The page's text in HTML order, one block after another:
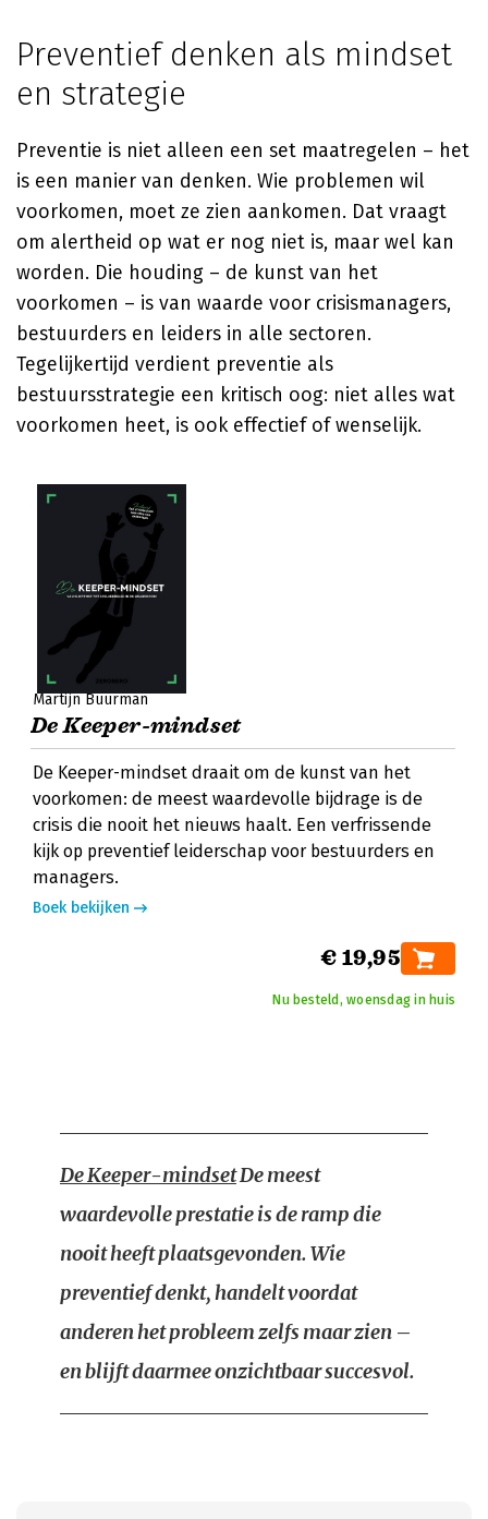
Preventief denken als mindset
en strategie
Preventie is niet alleen een set maatregelen – het
is een manier van denken. Wie problemen wil
voorkomen, moet ze zien aankomen. Dat vraagt
om alertheid op wat er nog niet is, maar wel kan
worden. Die houding – de kunst van het
voorkomen – is van waarde voor crisismanagers,
bestuurders en leiders in alle sectoren.
Tegelijkertijd verdient preventie als
bestuursstrategie een kritisch oog: niet alles wat
voorkomen heet, is ook effectief of wenselijk.
Martijn Buurman
De Keeper-mindset
De Keeper-mindset draait om de kunst van het
voorkomen: de meest waardevolle bijdrage is de
crisis die nooit het nieuws haalt. Een verfrissende
kijk op preventief leiderschap voor bestuurders en
managers.
Boek bekijken
€ 19,95
Nu besteld, woensdag in huis
De Keeper-mindsetDe meest
waardevolle prestatie is de ramp die
nooit heeft plaatsgevonden. Wie
preventief denkt, handelt voordat
anderen het probleem zelfs maar zien –
en blijft daarmee onzichtbaar succesvol.